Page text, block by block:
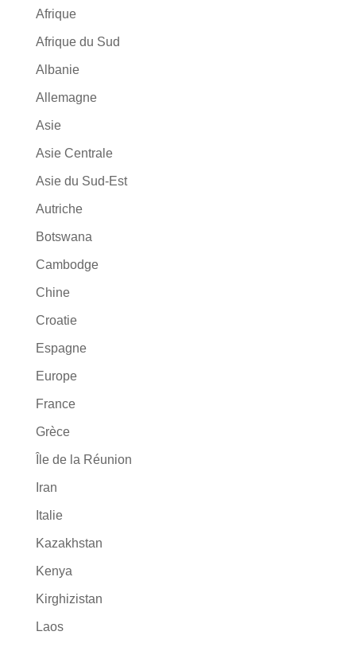
Afrique
Afrique du Sud
Albanie
Allemagne
Asie
Asie Centrale
Asie du Sud-Est
Autriche
Botswana
Cambodge
Chine
Croatie
Espagne
Europe
France
Grèce
Île de la Réunion
Iran
Italie
Kazakhstan
Kenya
Kirghizistan
Laos